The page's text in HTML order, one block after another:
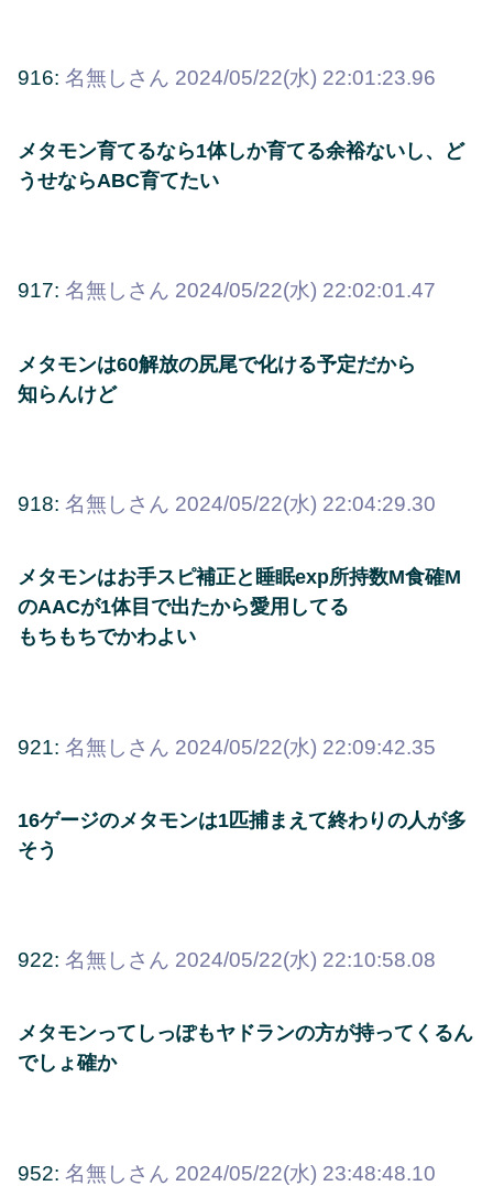
916: 名無しさん 2024/05/22(水) 22:01:23.96
メタモン育てるなら1体しか育てる余裕ないし、ど
うせならABC育てたい
917: 名無しさん 2024/05/22(水) 22:02:01.47
メタモンは60解放の尻尾で化ける予定だから
知らんけど
918: 名無しさん 2024/05/22(水) 22:04:29.30
メタモンはお手スピ補正と睡眠exp所持数M食確M
のAACが1体目で出たから愛用してる
もちもちでかわよい
921: 名無しさん 2024/05/22(水) 22:09:42.35
16ゲージのメタモンは1匹捕まえて終わりの人が多
そう
922: 名無しさん 2024/05/22(水) 22:10:58.08
メタモンってしっぽもヤドランの方が持ってくるん
でしょ確か
952: 名無しさん 2024/05/22(水) 23:48:48.10